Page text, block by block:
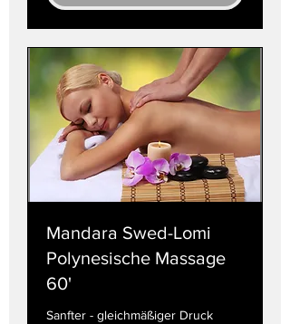
Mandara Swed-Lomi
Polynesische Massage
60'
Sanfter - gleichmäßiger Druck